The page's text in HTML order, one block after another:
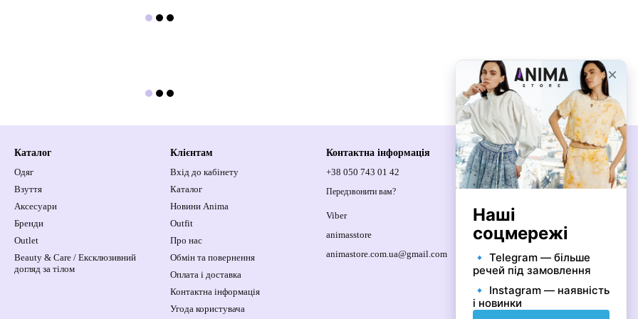
Каталог
Одяг
Взуття
Аксесуари
Бренди
Outlet
Beauty & Care / Ексклюзивний
догляд за тілом
Клієнтам
Вхід до кабінету
Каталог
Новини Anima
Outfit
Про нас
Обмін та повернення
Оплата і доставка
Контактна інформація
Угода користувача
Контактна інформація
+38 050 743 01 42
Передзвонити вам?
Viber
animasstore
animastore.com.ua@gmail.com
Спортивна площа, 1, м.Київ, 01021,
Україна